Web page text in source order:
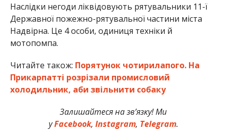
Наслідки негоди ліквідовують рятувальники 11-ї
Державної пожежно-рятувальної частини міста
Надвірна. Це 4 особи, одиниця техніки й
мотопомпа.
Читайте також: Порятунок чотирилапого. На
Прикарпатті розрізали промисловий
холодильник, аби звільнити собаку
Залишайтеся на зв’язку! Ми
уFacebook, Instagram, Telegram.